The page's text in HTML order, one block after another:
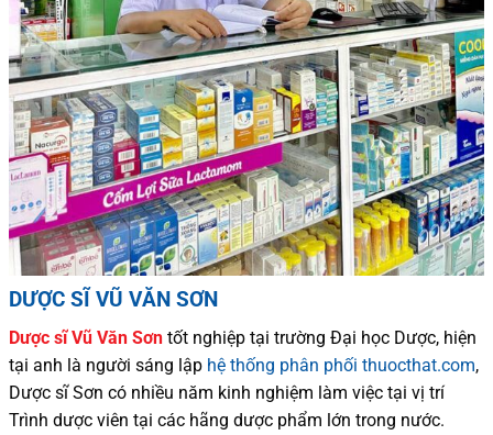
DƯỢC SĨ VŨ VĂN SƠN
Dược sĩVũ Văn Sơn tốt nghiệp tại trường Đại học Dược, hiện
tại anh là người sáng lập hệ thống phân phối thuocthat.com,
Dược sĩSơn có nhiều năm kinh nghiệm làm việc tại vị trí
Trình dược viên tại các hãng dược phẩm lớn trong nước.